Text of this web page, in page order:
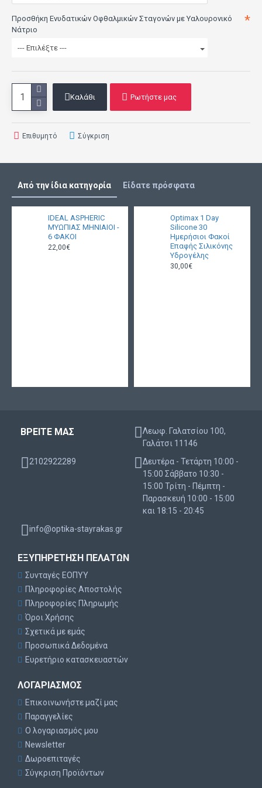
(0.50)
Μεταβατικότητα
Κεντρικό πάχος (t) 0.07
Αντικατάσταση Μηνιαία
Συσκευασία
,Blister 2,
Αυξημένη
άνεση
Ασφαιρικός
σχεδιασμός
Υπέρλεπτα άκρα
Υψηλή
Προσθήκη Ενυδατικών Οφθαλμικών Σταγονών με Υαλουρονικό
Νάτριο
--- Επιλέξτε ---
Καλάθι Ρωτήστε μας
Επιθυμητό Σύγκριση
Από την ίδια κατηγορία Είδατε πρόσφατα
IDEAL ASPHERIC
ΜΥΩΠΙΑΣ ΜΗΝΙΑΙΟΙ -
6 ΦΑΚΟΙ
22,00€
Optimax 1 Day
Silicone 30
Ημερήσιοι Φακοί
Επαφής Σιλικόνης
Υδρογέλης
30,00€
ΒΡΕΙΤΕ ΜΑΣ
Λεωφ. Γαλατσίου 100,
Γαλάτσι 11146
2102922289
Δευτέρα - Τετάρτη 10:00 -
15:00 Σάββατο 10:30 -
15:00 Τρίτη - Πέμπτη -
Παρασκευή 10:00 - 15:00
και 18:15 - 20:45
info@optika-stayrakas.gr
ΕΞΥΠΗΡΈΤΗΣΗ ΠΕΛΑΤΏΝ
Συνταγές ΕΟΠΥΥ
Πληροφορίες Αποστολής
Πληροφορίες Πληρωμής
Όροι Χρήσης
Σχετικά με εμάς
Προσωπικά Δεδομένα
Ευρετήριο κατασκευαστών
ΛΟΓΑΡΙΑΣΜΌΣ
Επικοινωνήστε μαζί μας
Παραγγελίες
Ο λογαριασμός μου
Newsletter
Δωροεπιταγές
Σύγκριση Προϊόντων